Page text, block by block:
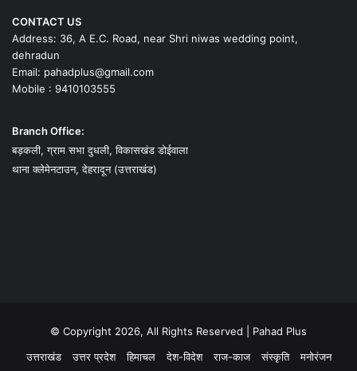
CONTACT US
Address: 36, A E.C. Road, near Shri niwas wedding point,
dehradun
Email: pahadplus@gmail.com
Mobile : 9410103555
Branch Office:
बड़कली, ग्राम सभा दुधली, विकासखंड डोईवाला
थाना क्लेमेनटाउन, देहरादून (उत्तराखंड)
© Copyright 2026, All Rights Reserved | Pahad Plus
उत्तराखंड
उत्तर प्रदेश हिमाचल देश-विदेश राज-काज संस्कृति मनोरंजन